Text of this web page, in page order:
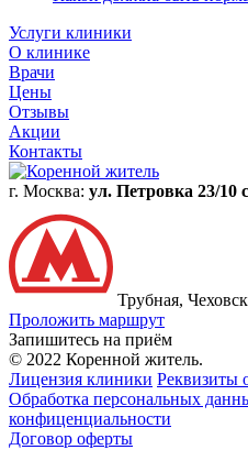
Услуги клиники
О клинике
Врачи
Цены
Отзывы
Акции
Контакты
г. Москва: ул. Петровка 23/10
Трубная,
Проложить маршрут
Запишитесь на приём
© 2022 Коренной житель.
Лицензия клиники Реквизиты
Обработка персональных
конфиценциальности
Договор оферты